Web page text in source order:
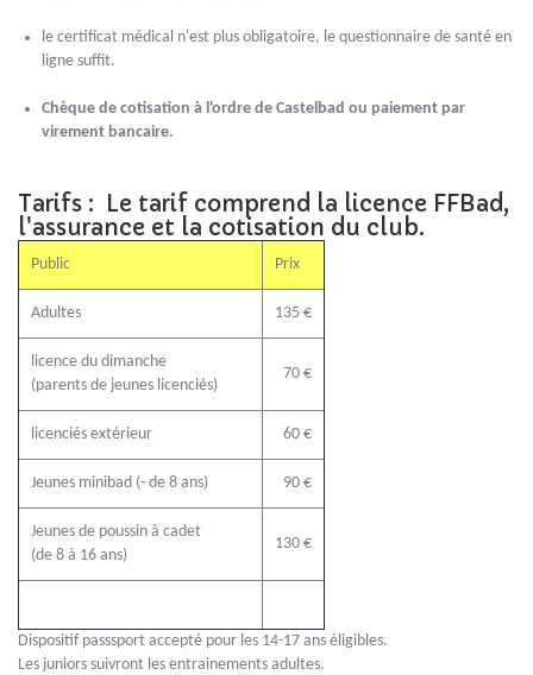
le certificat médical n'est plus obligatoire, le questionnaire de santé en
ligne suffit.
Chèque de cotisation à l'ordre de Castelbad ou paiement par
virement bancaire.
Tarifs : Le tarif comprend la licence FFBad,
l'assurance et la cotisation du club.
Public Prix
Adultes 135 €
licence du dimanche
(parents de jeunes licenciés)
70 €
licenciés extérieur 60 €
Jeunes minibad (- de 8 ans) 90 €
Jeunes de poussin à cadet
(de 8 à 16 ans)
130 €
Dispositif passsport accepté pour les 14-17 ans éligibles.
Les juniors suivront les entrainements adultes.